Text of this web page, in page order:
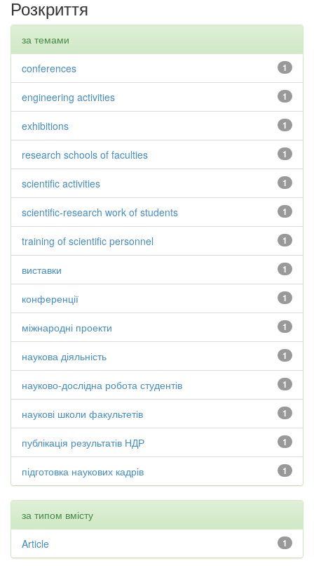
Розкриття
за темами
1
conferences
1
engineering activities
1
exhibitions
1
research schools of faculties
1
scientific activities
1
scientific-research work of students
1
training of scientific personnel
1
виставки
1
конференції
1
міжнародні проекти
1
наукова діяльність
1
науково-дослідна робота студентів
1
наукові школи факультетів
1
публікація результатів НДР
1
підготовка наукових кадрів
за типом вмісту
1
Article